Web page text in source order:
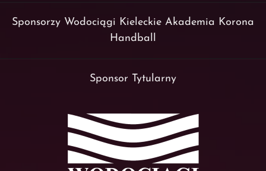
Sponsorzy Wodociągi Kieleckie Akademia Korona
Handball
Sponsor Tytularny